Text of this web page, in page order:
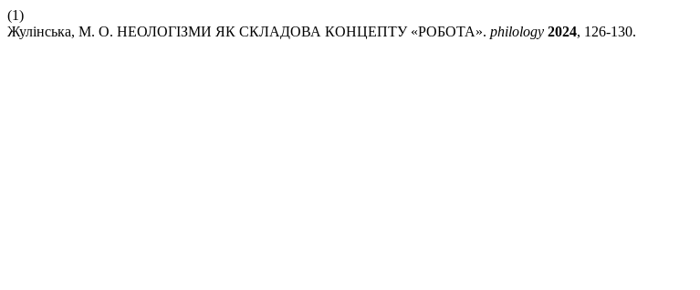
(1)
Жулінська, М. О. НЕОЛОГІЗМИ ЯК СКЛАДОВА КОНЦЕПТУ «РОБОТА». philology 2024, 126-130.